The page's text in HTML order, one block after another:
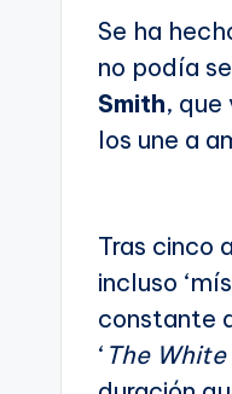
Se ha
no podía
Smith, que
los une a
Tras cinco
incluso
constante
‘ The White